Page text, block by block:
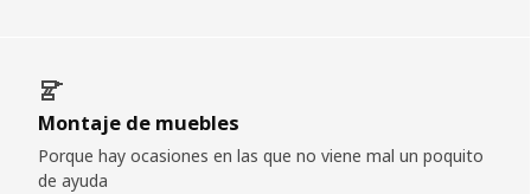
Montaje de muebles
Porque hay ocasiones en las que no viene mal un poquito
de ayuda